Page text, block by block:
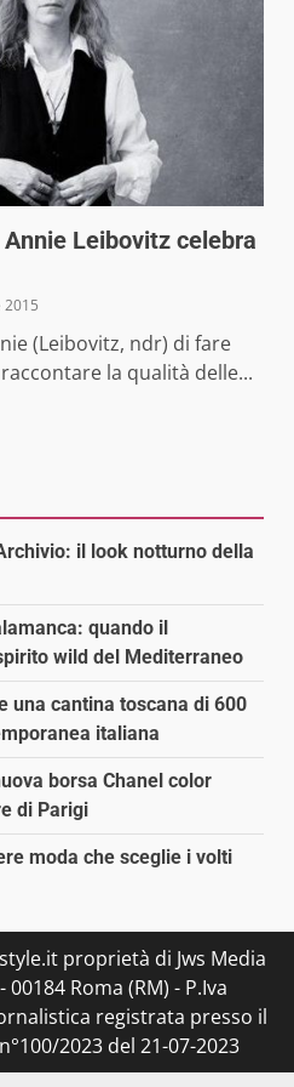
Leibovitz celebra
2015
(Leibovitz, ndr) di fare
la qualità delle...
il look notturno della
quando il
wild del Mediterraneo
una cantina toscana di 600
italiana
borsa Chanel color
di Parigi
moda che sceglie i volti
proprietà di Jws Media
Roma (RM) - P.Iva
registrata presso il
2023 del 21-07-2023